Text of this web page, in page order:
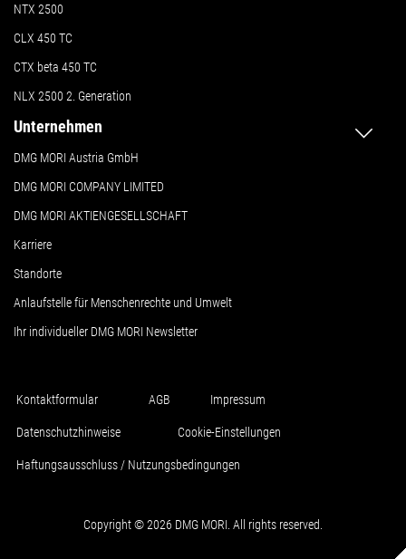
NTX 2500
CLX 450 TC
CTX beta 450 TC
NLX 2500 2. Generation
Unternehmen
DMG MORI Austria GmbH
DMG MORI COMPANY LIMITED
DMG MORI AKTIENGESELLSCHAFT
Karriere
Standorte
Anlaufstelle für Menschenrechte und Umwelt
Ihr individueller DMG MORI Newsletter
Kontaktformular AGB Impressum
Datenschutzhinweise Cookie-Einstellungen
Haftungsausschluss / Nutzungsbedingungen
Copyright © 2026 DMG MORI. All rights reserved.